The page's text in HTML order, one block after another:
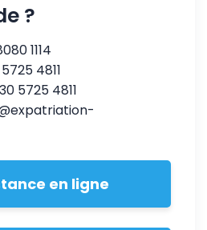
?
1114
4811
5725 4811
en ligne